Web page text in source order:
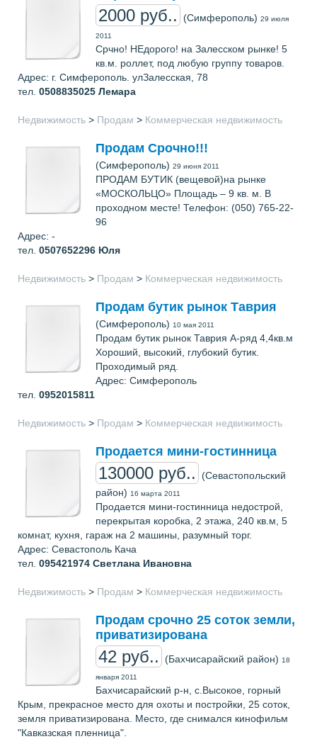
2000 руб.. (Симферополь) 29 июля
2011
Срчно! НЕдорого! на Залесском рынке! 5
кв.м. роллет, под любую группу товаров.
Адрес: г. Симферополь. улЗалесская, 78
тел. 0508835025 Лемара
Недвижимость > Продам > Коммерческая недвижимость
Продам Срочно!!!
(Симферополь) 29 июня 2011
ПРОДАМ БУТИК (вещевой)на рынке
«МОСКОЛЬЦО» Площадь – 9 кв. м. В
проходном месте! Телефон: (050) 765-22-
96
Адрес: -
тел. 0507652296 Юля
Недвижимость > Продам > Коммерческая недвижимость
Продам бутик рынок Таврия
(Симферополь) 10 мая 2011
Продам бутик рынок Таврия А-ряд 4,4кв.м
Хороший, высокий, глубокий бутик.
Проходимый ряд.
Адрес: Симферополь
тел. 0952015811
Недвижимость > Продам > Коммерческая недвижимость
Продается мини-гостинница
130000 руб..
(Севастопольский
район) 16 марта 2011
Продается мини-гостинница недострой,
перекрытая коробка, 2 этажа, 240 кв.м, 5
комнат, кухня, гараж на 2 машины, разумный торг.
Адрес: Севастополь Кача
тел. 095421974 Светлана Ивановна
Недвижимость > Продам > Коммерческая недвижимость
Продам срочно 25 соток земли,
приватизирована
42 руб.. (Бахчисарайский район) 18
января 2011
Бахчисарайский р-н, с.Высокое, горный
Крым, прекрасное место для охоты и постройки, 25 соток,
земля приватизирована. Место, где снимался кинофильм
"Кавказская пленница".